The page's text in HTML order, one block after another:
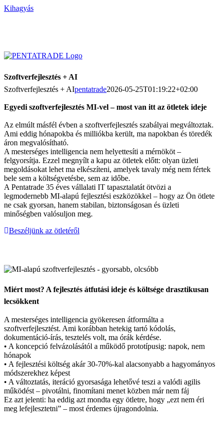
Kihagyás
Szoftverfejlesztés + AI
Szoftverfejlesztés + AIpentatrade2026-05-25T01:19:22+02:00
Egyedi szoftverfejlesztés MI-vel – most van itt az ötletek ideje
Az elmúlt másfél évben a szoftverfejlesztés szabályai megváltoztak.
Ami eddig hónapokba és milliókba került, ma napokban és töredék
áron megvalósítható.
A mesterséges intelligencia nem helyettesíti a mérnököt –
felgyorsítja. Ezzel megnyílt a kapu az ötletek előtt: olyan üzleti
megoldásokat lehet ma elkészíteni, amelyek tavaly még nem fértek
bele sem a költségvetésbe, sem az időbe.
A Pentatrade 35 éves vállalati IT tapasztalatát ötvözi a
legmodernebb MI-alapú fejlesztési eszközökkel – hogy az Ön ötlete
ne csak gyorsan, hanem stabilan, biztonságosan és üzleti
minőségben valósuljon meg.
Beszéljünk az ötletéről
Miért most? A fejlesztés átfutási ideje és költsége drasztikusan
lecsökkent
A mesterséges intelligencia gyökeresen átformálta a
szoftverfejlesztést. Ami korábban hetekig tartó kódolás,
dokumentáció-írás, tesztelés volt, ma órák kérdése.
• A koncepció felvázolásától a működő prototípusig: napok, nem
hónapok
• A fejlesztési költség akár 30-70%-kal alacsonyabb a hagyományos
módszerekhez képest
• A változtatás, iteráció gyorsasága lehetővé teszi a valódi agilis
működést – pivotálni, finomítani menet közben már nem fáj
Ez azt jelenti: ha eddig azt mondta egy ötletre, hogy „ezt nem éri
meg lefejlesztetni” – most érdemes újragondolnia.